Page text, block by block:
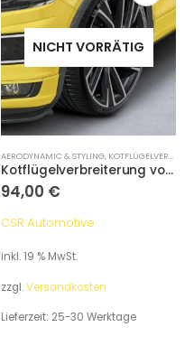
NICHT VORRÄTIG
AERODYNAMIC & STYLING, KOTFLÜGELVERBREITUNG
Kotflügelverbreiterung vorne, VW T-Roc A1
94,00 €
CSR Automotive
inkl. 19 % MwSt.
zzgl.Versandkosten
Lieferzeit: 25-30 Werktage